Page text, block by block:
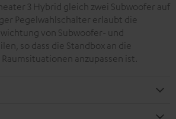
3 Hybrid gleich zwei Subwoofer auf
Pegelwahlschalter erlaubt die
von Subwoofer- und
so dass die Standbox an die
anzupassen ist.